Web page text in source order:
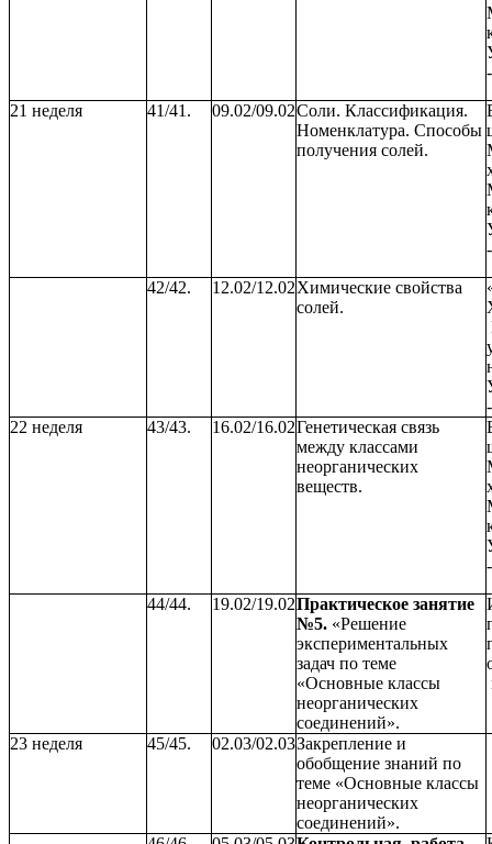
21 неделя 41/41. 09.02/09.02Соли. Классификация.
Номенклатура. Способы
получения солей.
42/42. 12.02/12.02Химические свойства
солей.
22 неделя
43/43. 16.02/16.02Генетическая связь
между классами
неорганических
веществ.
44/44. 19.02/19.02Практическое занятие
№5. «Решение
экспериментальных
задач по теме
«Основные классы
неорганических
соединений».
23 неделя 45/45. 02.03/02.03Закрепление и
обобщение знаний по
теме «Основные классы
неорганических
соединений».